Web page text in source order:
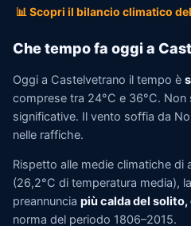
📊 Scopri il bilancio climatico
Che tempo fa oggi a
Oggi a Castelvetrano il tempo è
comprese tra 24°C e 36°C.
significative. Il vento soffia da
nelle raffiche.
Rispetto alle medie climatiche di
(26,2°C di temperatura media),
preannuncia più calda del
norma del periodo 1806–2015.